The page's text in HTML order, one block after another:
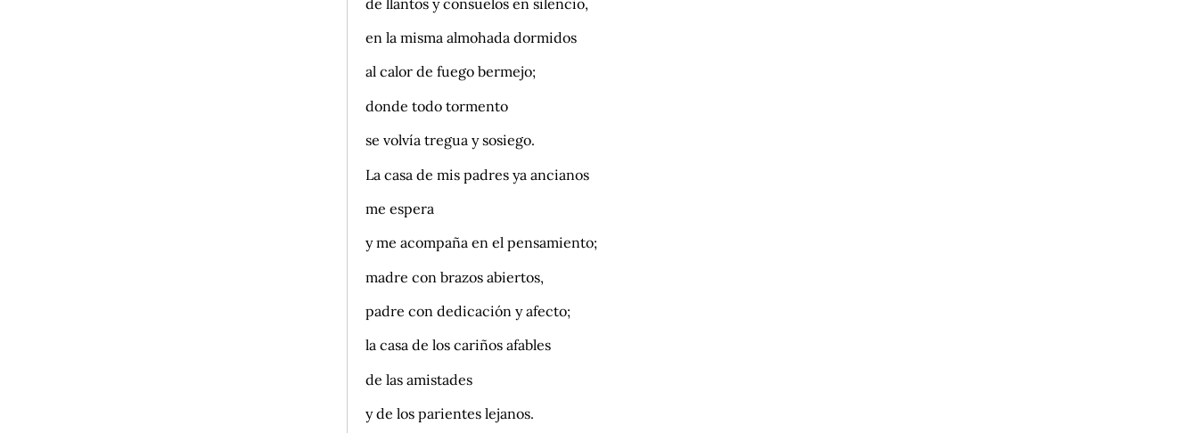
en la misma almohada dormidos
al calor de fuego bermejo;
donde todo tormento
se volvía tregua y sosiego.
La casa de mis padres ya ancianos
me espera
y me acompaña en el pensamiento;
madre con brazos abiertos,
padre con dedicación y afecto;
la casa de los cariños afables
de las amistades
y de los parientes lejanos.